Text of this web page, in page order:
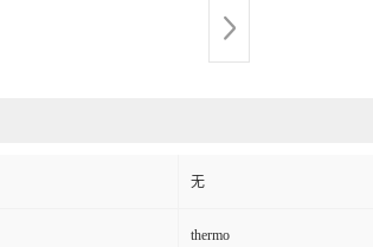
无
thermo